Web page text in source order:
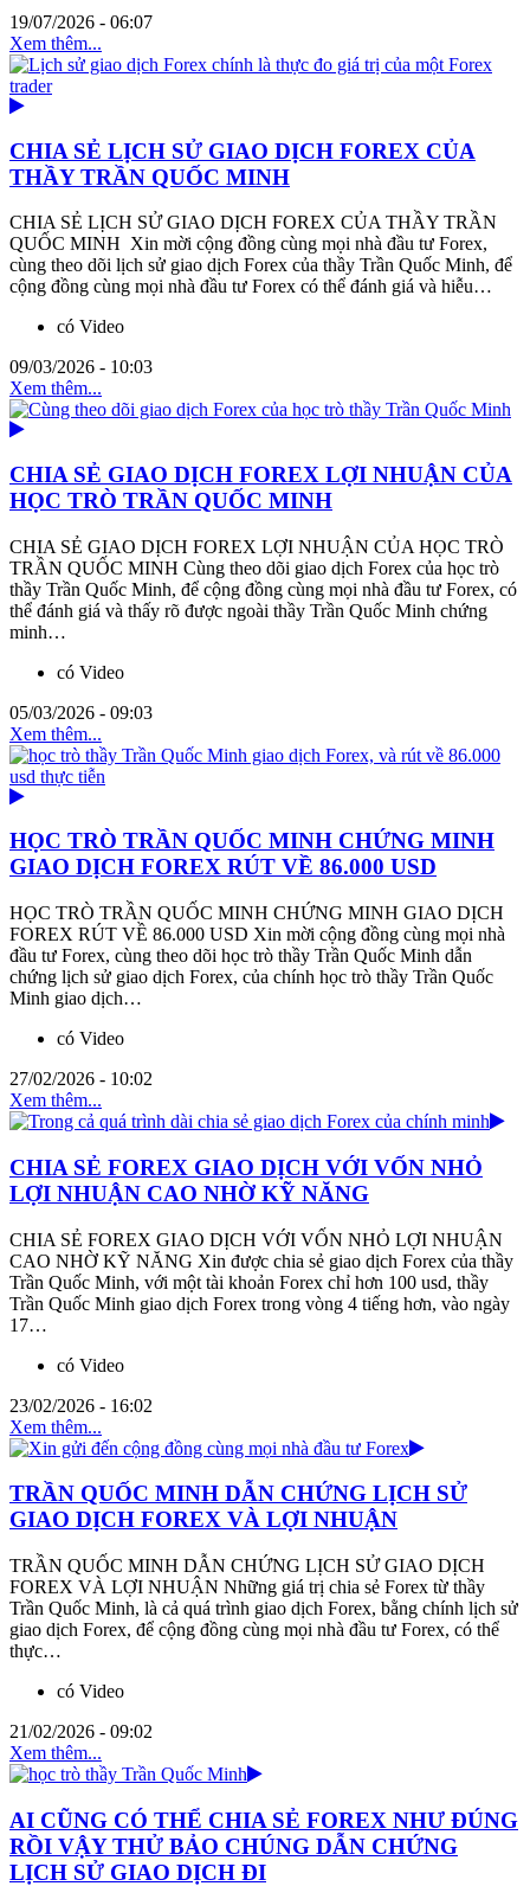
19/07/2026 - 06:07
Xem thêm...
CHIA SẺ LỊCH SỬ GIAO DỊCH FOREX CỦA
THẦY TRẦN QUỐC MINH
CHIA SẺ LỊCH SỬ GIAO DỊCH FOREX CỦA THẦY TRẦN
QUỐC MINH Xin mời cộng đồng cùng mọi nhà đầu tư Forex,
cùng theo dõi lịch sử giao dịch Forex của thầy Trần Quốc Minh, để
cộng đồng cùng mọi nhà đầu tư Forex có thể đánh giá và hiễu…
có Video
09/03/2026 - 10:03
Xem thêm...
CHIA SẺ GIAO DỊCH FOREX LỢI NHUẬN CỦA
HỌC TRÒ TRẦN QUỐC MINH
CHIA SẺ GIAO DỊCH FOREX LỢI NHUẬN CỦA HỌC TRÒ
TRẦN QUỐC MINH Cùng theo dõi giao dịch Forex của học trò
thầy Trần Quốc Minh, để cộng đồng cùng mọi nhà đầu tư Forex, có
thể đánh giá và thấy rõ được ngoài thầy Trần Quốc Minh chứng
minh…
có Video
05/03/2026 - 09:03
Xem thêm...
HỌC TRÒ TRẦN QUỐC MINH CHỨNG MINH
GIAO DỊCH FOREX RÚT VỀ 86.000 USD
HỌC TRÒ TRẦN QUỐC MINH CHỨNG MINH GIAO DỊCH
FOREX RÚT VỀ 86.000 USD Xin mời cộng đồng cùng mọi nhà
đầu tư Forex, cùng theo dõi học trò thầy Trần Quốc Minh dẫn
chứng lịch sử giao dịch Forex, của chính học trò thầy Trần Quốc
Minh giao dịch…
có Video
27/02/2026 - 10:02
Xem thêm...
CHIA SẺ FOREX GIAO DỊCH VỚI VỐN NHỎ
LỢI NHUẬN CAO NHỜ KỸ NĂNG
CHIA SẺ FOREX GIAO DỊCH VỚI VỐN NHỎ LỢI NHUẬN
CAO NHỜ KỸ NĂNG Xin được chia sẻ giao dịch Forex của thầy
Trần Quốc Minh, với một tài khoản Forex chỉ hơn 100 usd, thầy
Trần Quốc Minh giao dịch Forex trong vòng 4 tiếng hơn, vào ngày
17…
có Video
23/02/2026 - 16:02
Xem thêm...
TRẦN QUỐC MINH DẪN CHỨNG LỊCH SỬ
GIAO DỊCH FOREX VÀ LỢI NHUẬN
TRẦN QUỐC MINH DẪN CHỨNG LỊCH SỬ GIAO DỊCH
FOREX VÀ LỢI NHUẬN Những giá trị chia sẻ Forex từ thầy
Trần Quốc Minh, là cả quá trình giao dịch Forex, bằng chính lịch sử
giao dịch Forex, để cộng đồng cùng mọi nhà đầu tư Forex, có thể
thực…
có Video
21/02/2026 - 09:02
Xem thêm...
AI CŨNG CÓ THỂ CHIA SẺ FOREX NHƯ ĐÚNG
RỒI VẬY THỬ BẢO CHÚNG DẪN CHỨNG
LỊCH SỬ GIAO DỊCH ĐI